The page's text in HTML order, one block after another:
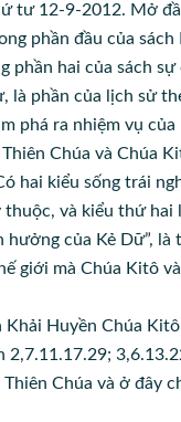
tư 12-9-2012. Mở
phần đầu của
phần hai của sách
là phần của lịch sử
phá ra nhiệm vụ
Chúa và Chúa
hai kiểu sống trái
thuộc, và kiểu thứ
của Kẻ Dữ”,
giới mà Chúa Kitô
Khải Huyền Chúa
2,7.11.17.29;
Chúa và ở đây